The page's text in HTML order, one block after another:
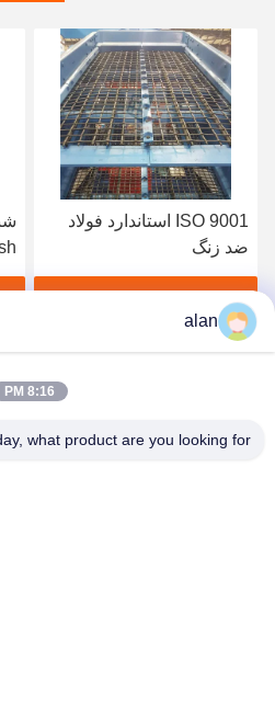
ISO 9001 استاندارد فولاد
ضد زنگ
بهترین قیمت رو بدست بیار
alan
8:16 PM
what product are you looking for?